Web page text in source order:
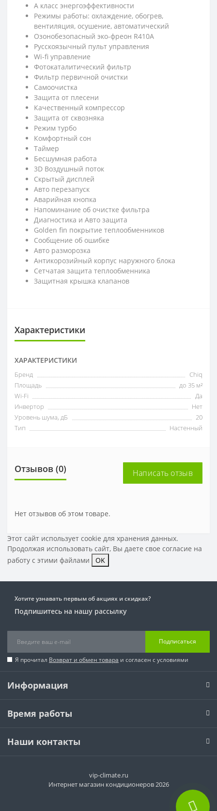
A класс энергоэффективности
Режимы работы: охлаждение, обогрев,
вентиляция, осушение, автоматический
Озонобезопасный эко-фреон R410A
Русскоязычный пульт управления
Wi-fi управление
Фотокаталитический фильтр
Фильтр первичной очистки
Самоочистка
Защита от плесени
Качественный компрессор
Защита от сквозняка
Режим турбо
Комфортный сон
Таймер
Бесшумная работа
3D Воздушный поток
Скрытый дисплей
Авто перезапуск
Аварийная кнопка
Напоминание об очистке фильтра
Диагностика и Авто защита
Golden fin покрытие теплообменников
Сообщение об ошибке
Авто разморозка
Антикорозийный корпус наружнoго блока
Cетчатая защита теплообменника
Защитная крышка клапанов
Характеристики
ХАРАКТЕРИСТИКИ
Бренд
Chiq
Площадь
до 35 м²
Wi-Fi
Да
Инвертор
Нет
Уровень шума, дБ
20
Тип
Настенный
Отзывов (0) Написать отзыв
Нет отзывов об этом товаре.
Этот сайт использует cookie для хранения данных.
Продолжая использовать сайт, Вы даете свое согласие на
работу с этими файлами
OK
Хотите узнавать первым об акциях и скидках?
Подпишитесь на нашу рассылку
Подписаться
Я прочитал Возврат и обмен товара и согласен с условиями
Информация
Время работы
Наши контакты
vip-climate.ru
Интернет магазин кондиционеров 2026